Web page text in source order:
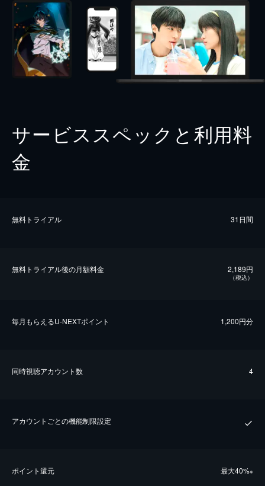
サービススペックと利用料
金
無料トライアル 31日間
無料トライアル後の⽉額料金 2,189円
（税込）
毎⽉もらえるU-NEXTポイント 1,200円分
同時視聴アカウント数 4
アカウントごとの機能制限設定
ポイント還元 最⼤40%※